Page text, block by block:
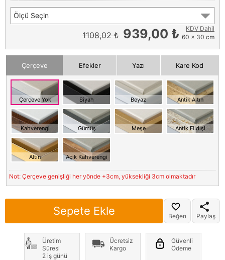
Ölçü Seçin
1108,02 ₺ 939,00 ₺
KDV Dahil
60 x 30 cm
Çerçeve Efekler Yazı Kare Kod
Çerçeve Yok Siyah Beyaz Antik Altın
Kahverengi Gümüş Meşe Antik Fildişi
Altın Açık Kahverengi
Not: Çerçeve genişliği her yönde +3cm, yüksekliği 3cm olmaktadır
Sepete Ekle Beğen Paylaş
Üretim
Süresi
2 iş günü
Ücretsiz
Kargo
Güvenli
Ödeme